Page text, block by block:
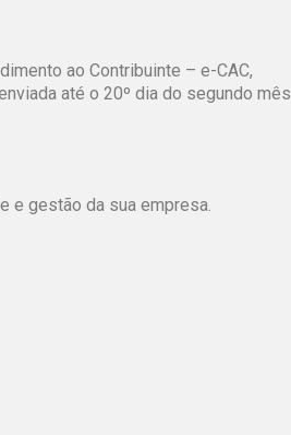
ao Contribuinte – e-CAC,
até o 20º dia do segundo mês
e gestão da sua empresa.